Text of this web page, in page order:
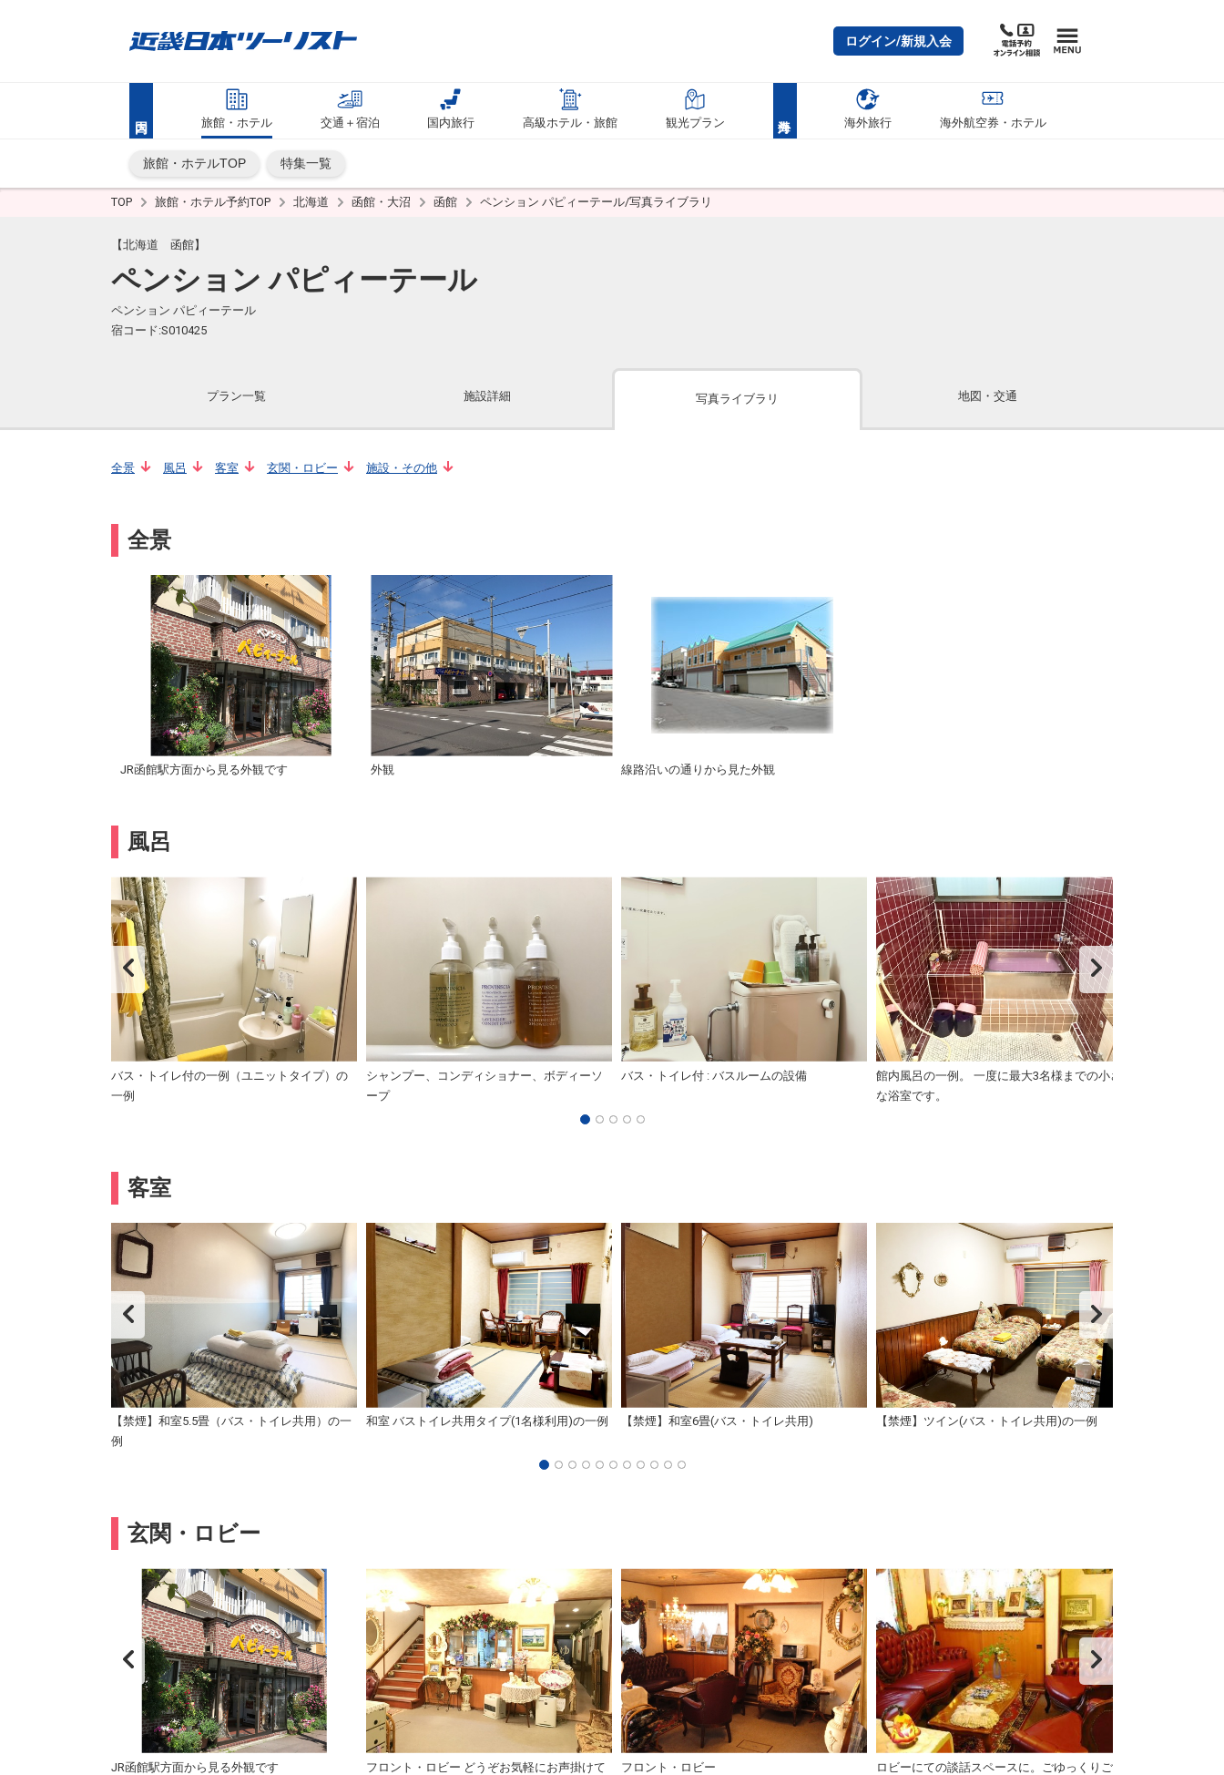
ログイン/新規入会
旅館・ホテル 交通＋宿泊 国内旅行 高級ホテル・旅館 観光プラン 海外旅行 海外航空券・ホテル
旅館・ホテルTOP 特集一覧
TOP 旅館・ホテル予約TOP 北海道 函館・大沼 函館 ペンション パピィーテール/写真ライブラリ
【北海道 函館】
ペンション パピィーテール
ペンション パピィーテール
宿コード:S010425
プラン一覧 施設詳細 写真ライブラリ 地図・交通
全景 風呂 客室 玄関・ロビー 施設・その他
全景
JR函館駅方面から見る外観です 外観 線路沿いの通りから見た外観
風呂
バス・トイレ付の一例（ユニットタイプ）の
一例
シャンプー、コンディショナー、ボディーソ
ープ
バス・トイレ付 : バスルームの設備
館内風呂の一例。 一度に最大3名様までの小さ
な浴室です。
客室
【禁煙】和室5.5畳（バス・トイレ共用）の一
例
和室 バストイレ共用タイプ(1名様利用)の一例 【禁煙】和室6畳(バス・トイレ共用) 【禁煙】ツイン(バス・トイレ共用)の一例
玄関・ロビー
JR函館駅方面から見る外観です
フロント・ロビー どうぞお気軽にお声掛けて
フロント・ロビー
ロビーにての談話スペースに。ごゆっくりご